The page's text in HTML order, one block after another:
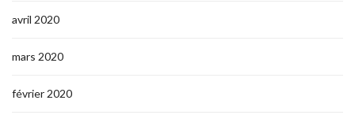
avril 2020
mars 2020
février 2020